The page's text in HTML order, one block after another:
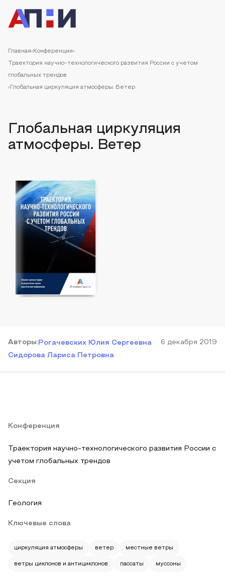
Главная Конференции
Траектория научно-технологического развития России с учетом
глобальных трендов
Глобальная циркуляция атмосферы. Ветер
Глобальная циркуляция
атмосферы. Ветер
Авторы:Рогачевских Юлия Сергеевна
Сидорова Лариса Петровна
6 декабря 2019
Конференция
Траектория научно-технологического развития России с
учетом глобальных трендов
Секция
Геология
Ключевые слова
циркуляция атмосферы ветер местные ветры
ветры циклонов и антициклонов пассаты муссоны